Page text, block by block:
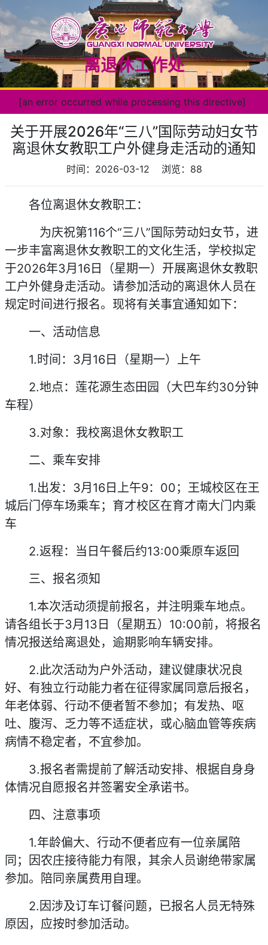
离退休工作处
[an error occurred while processing this directive]
关于开展2026年“三八”国际劳动妇女节
离退休女教职工户外健身走活动的通知
时间：2026-03-12 浏览： 88
各位离退休女教职工：
为庆祝第116个“三八”国际劳动妇女节，进
一步丰富离退休女教职工的文化生活，学校拟定
于2026年3月16日（星期一）开展离退休女教职
工户外健身走活动。请参加活动的离退休人员在
规定时间进行报名。现将有关事宜通知如下：
一、活动信息
1.时间：3月16日（星期一）上午
2.地点：莲花源生态田园（大巴车约30分钟
车程）
3.对象：我校离退休女教职工
二、乘车安排
1.出发：3月16日上午9：00；王城校区在王
城后门停车场乘车；育才校区在育才南大门内乘
车
2.返程：当日午餐后约13:00乘原车返回
三、报名须知
1.本次活动须提前报名，并注明乘车地点。
请各组长于3月13日（星期五）10:00前，将报名
情况报送给离退处，逾期影响车辆安排。
2.此次活动为户外活动，建议健康状况良
好、有独立行动能力者在征得家属同意后报名，
年老体弱、行动不便者暂不参加；有发热、呕
吐、腹泻、乏力等不适症状，或心脑血管等疾病
病情不稳定者，不宜参加。
3.报名者需提前了解活动安排、根据自身身
体情况自愿报名并签署安全承诺书。
四、注意事项
1.年龄偏大、行动不便者应有一位亲属陪
同；因农庄接待能力有限，其余人员谢绝带家属
参加。陪同亲属费用自理。
2.因涉及订车订餐问题，已报名人员无特殊
原因，应按时参加活动。